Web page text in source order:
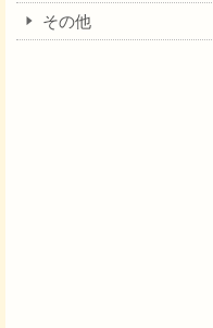
その他